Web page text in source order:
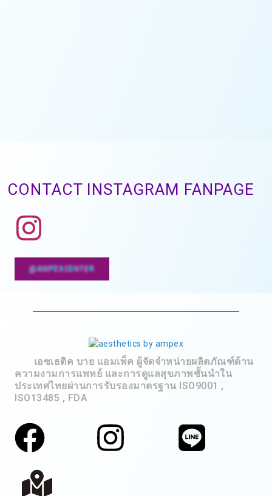
CONTACT INSTAGRAM FANPAGE
@AMPEXCENTER
เอซเธติค บาย แอมเพ็ค ผู้จัดจำหน่ายผลิตภัณฑ์ด้าน
ความงามการแพทย์ และการดูแลสุขภาพชั้นนำใน
ประเทศไทยผ่านการรับรองมาตรฐาน ISO9001 ,
ISO13485 , FDA